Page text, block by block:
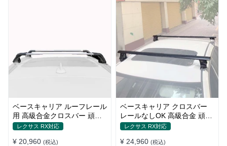
ベースキャリア ルーフレール
用 高級合金クロスバー 頑丈
ロック付き ベースラックセッ
レクサス RX対応
¥ 20,960 (税込)
ベースキャリア クロスバー
レールなしOK 高級合金 頑丈
ロック付き ベースラックセッ
レクサス RX対応
¥ 24,960 (税込)